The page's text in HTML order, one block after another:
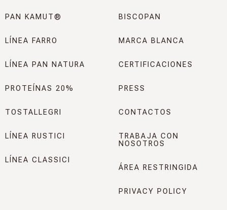
PAN KAMUT®
LÍNEA FARRO
LÍNEA PAN NATURA
PROTEÍNAS 20%
TOSTALLEGRI
LÍNEA RUSTICI
LÍNEA CLASSICI
BISCOPAN
MARCA BLANCA
CERTIFICACIONES
PRESS
CONTACTOS
TRABAJA CON
NOSOTROS
ÁREA RESTRINGIDA
PRIVACY POLICY